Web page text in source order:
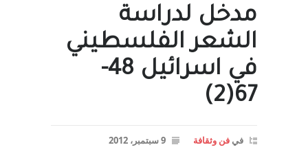
مدخل لدراسة
الشعر الفلسطيني
في اسرائيل 48-
67(2)
في فن وثقافة 9 سبتمبر، 2012